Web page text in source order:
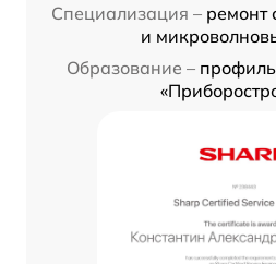
Специализация – ремонт
и
Образование –